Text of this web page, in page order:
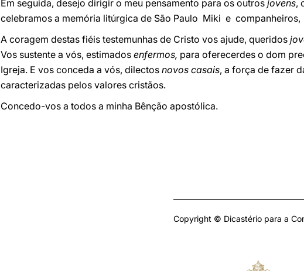
Em seguida, desejo dirigir o meu pensamento para os outros jovens,
celebramos a memória litúrgica de São Paulo Miki e companheiros,
A coragem destas fiéis testemunhas de Cristo vos ajude, queridos
Vos sustente a vós, estimados enfermos, para oferecerdes o dom
Igreja. E vos conceda a vós, dilectos novos casais, a força de fazer
caracterizadas pelos valores cristãos.
Concedo-vos a todos a minha Bênção apostólica.
Copyright © Dicastério para a